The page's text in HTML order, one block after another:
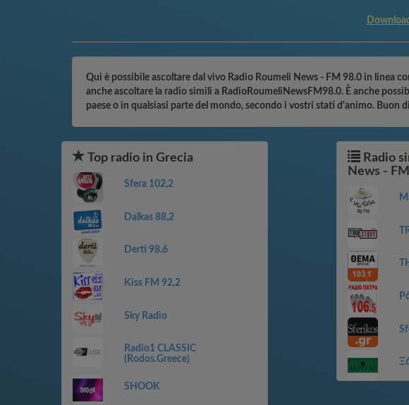
Qui è possibile ascoltare dal vivo Radio Roumeli News - FM 98.0 in linea
anche ascoltare la radio simili a RadioRoumeliNewsFM98.0. È anche
paese o in qualsiasi parte del mondo, secondo i vostri stati d'animo. Buon
Top radio in Grecia
Sfera 102,2
Dalkas 88,2
Derti 98.6
Kiss FM 92,2
Sky Radio
Radio1 CLASSIC
(Rodos.Greece)
SHOOK
Radio
News -